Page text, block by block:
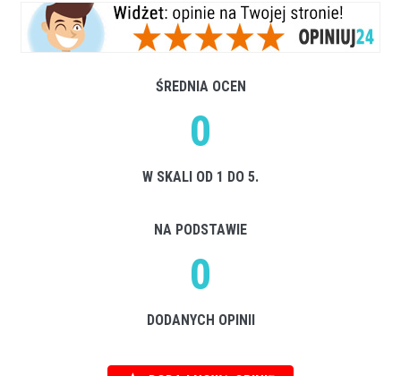
ŚREDNIA OCEN
0
W SKALI OD 1 DO 5.
NA PODSTAWIE
0
DODANYCH OPINII